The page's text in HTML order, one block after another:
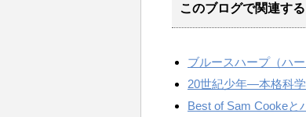
このブログで関連す
ブルースハープ（ハ
20世紀少年―本格科
Best of Sam Cookeと